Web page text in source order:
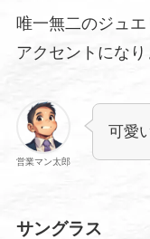
唯一無二のジュ
アクセントになり
営業マン太郎
可愛
サングラス